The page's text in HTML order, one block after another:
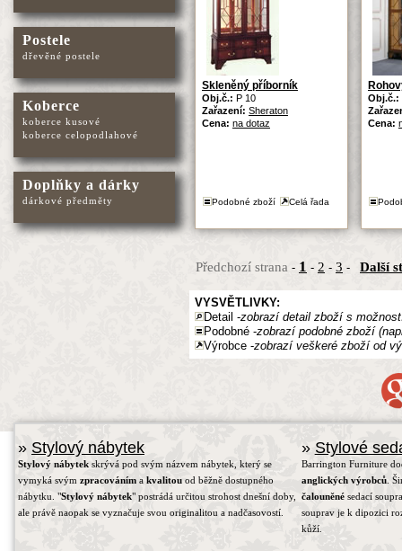
Skleněný příborník
Obj.č.: P 10
Zařazení: Sheraton
Cena: na dotaz
Podobné zboží Celá řada
Obj.č.:
Cena:
Předchozí strana- 1 - 2 - 3 - Další
VYSVĚTLIVKY:
Detail -zobrazí detail zboží s
Podobné -zobrazí podobné zboží
Výrobce -zobrazí veškeré zboží od
Postele
dřevěné postele
Koberce
koberce kusové
koberce celopodlahové
Doplňky a dárky
dárkové předměty
» Stylový nábytek
Stylový nábytek skrývá pod svým názvem nábytek, který se
vymyká svým zpracováním a kvalitou od běžně dostupného
nábytku. "Stylový nábytek" postrádá určitou strohost dnešní doby,
ale právě naopak se vyznačuje svou originalitou a nadčasovostí.
» Stylové
Barrington Furniture
anglických výrobců.
čalouněnésedací
souprav je k dipozici
kůží.